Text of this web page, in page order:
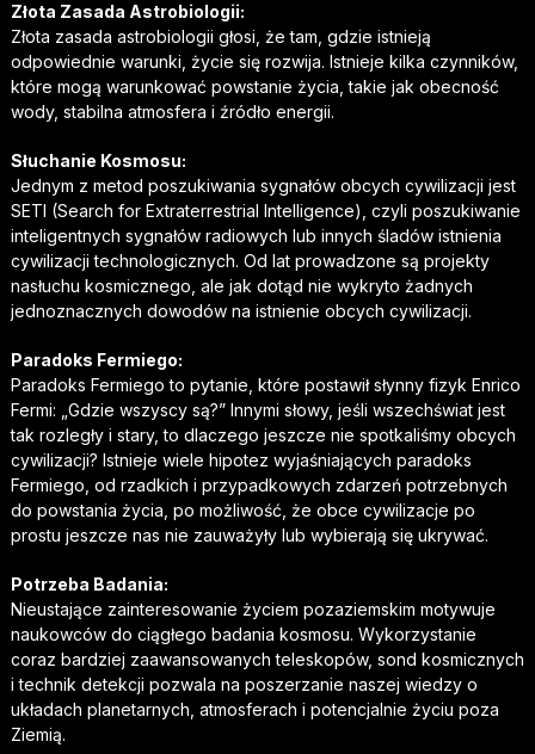
Złota Zasada Astrobiologii:
Złota zasada astrobiologii głosi, że tam, gdzie istnieją
odpowiednie warunki, życie się rozwija. Istnieje kilka czynników,
które mogą warunkować powstanie życia, takie jak obecność
wody, stabilna atmosfera i źródło energii.
Słuchanie Kosmosu:
Jednym z metod poszukiwania sygnałów obcych cywilizacji jest
SETI (Search for Extraterrestrial Intelligence), czyli poszukiwanie
inteligentnych sygnałów radiowych lub innych śladów istnienia
cywilizacji technologicznych. Od lat prowadzone są projekty
nasłuchu kosmicznego, ale jak dotąd nie wykryto żadnych
jednoznacznych dowodów na istnienie obcych cywilizacji.
Paradoks Fermiego:
Paradoks Fermiego to pytanie, które postawił słynny fizyk Enrico
Fermi: „Gdzie wszyscy są?” Innymi słowy, jeśli wszechświat jest
tak rozległy i stary, to dlaczego jeszcze nie spotkaliśmy obcych
cywilizacji? Istnieje wiele hipotez wyjaśniających paradoks
Fermiego, od rzadkich i przypadkowych zdarzeń potrzebnych
do powstania życia, po możliwość, że obce cywilizacje po
prostu jeszcze nas nie zauważyły lub wybierają się ukrywać.
Potrzeba Badania:
Nieustające zainteresowanie życiem pozaziemskim motywuje
naukowców do ciągłego badania kosmosu. Wykorzystanie
coraz bardziej zaawansowanych teleskopów, sond kosmicznych
i technik detekcji pozwala na poszerzanie naszej wiedzy o
układach planetarnych, atmosferach i potencjalnie życiu poza
Ziemią.